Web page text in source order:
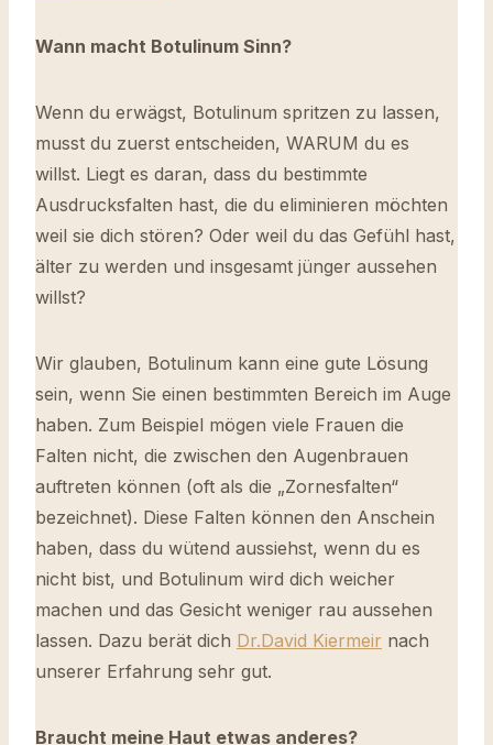
Wann macht Botulinum Sinn?
Wenn du erwägst, Botulinum spritzen zu lassen,
musst du zuerst entscheiden, WARUM du es
willst. Liegt es daran, dass du bestimmte
Ausdrucksfalten hast, die du eliminieren möchten
weil sie dich stören? Oder weil du das Gefühl hast,
älter zu werden und insgesamt jünger aussehen
willst?
Wir glauben, Botulinum kann eine gute Lösung
sein, wenn Sie einen bestimmten Bereich im Auge
haben. Zum Beispiel mögen viele Frauen die
Falten nicht, die zwischen den Augenbrauen
auftreten können (oft als die „Zornesfalten“
bezeichnet). Diese Falten können den Anschein
haben, dass du wütend aussiehst, wenn du es
nicht bist, und Botulinum wird dich weicher
machen und das Gesicht weniger rau aussehen
lassen. Dazu berät dich Dr.David Kiermeir nach
unserer Erfahrung sehr gut.
Braucht meine Haut etwas anderes?